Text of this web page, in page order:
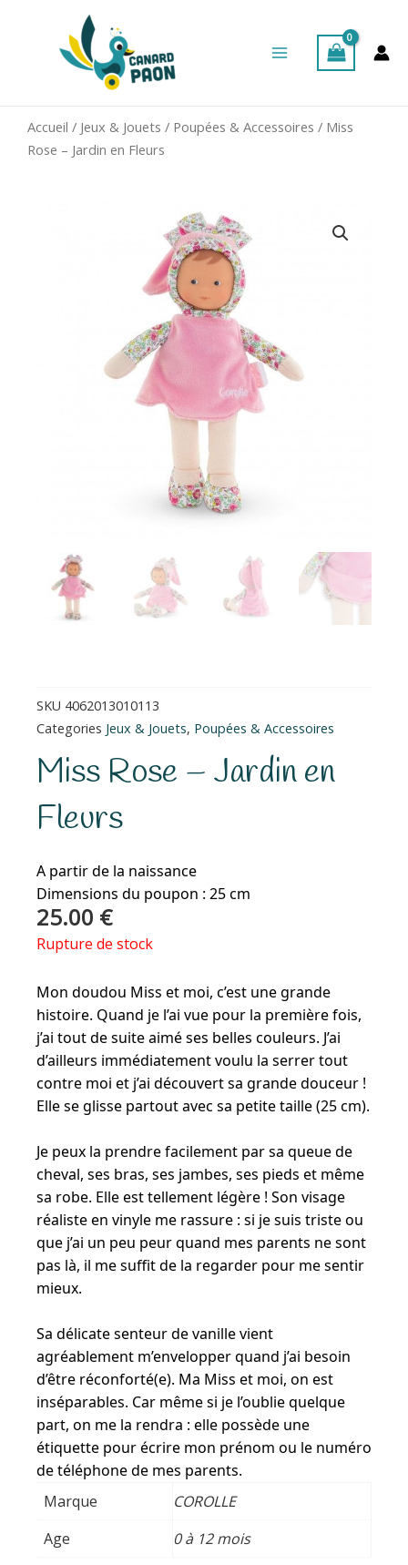
Menu
Accueil / Jeux & Jouets / Poupées & Accessoires / Miss
Rose – Jardin en Fleurs
SKU 4062013010113
Categories Jeux & Jouets, Poupées & Accessoires
Miss Rose – Jardin en
Fleurs
A partir de la naissance
Dimensions du poupon : 25 cm
25.00 €
Rupture de stock
Mon doudou Miss et moi, c’est une grande
histoire. Quand je l’ai vue pour la première fois,
j’ai tout de suite aimé ses belles couleurs. J’ai
d’ailleurs immédiatement voulu la serrer tout
contre moi et j’ai découvert sa grande douceur !
Elle se glisse partout avec sa petite taille (25 cm).
Je peux la prendre facilement par sa queue de
cheval, ses bras, ses jambes, ses pieds et même
sa robe. Elle est tellement légère ! Son visage
réaliste en vinyle me rassure : si je suis triste ou
que j’ai un peu peur quand mes parents ne sont
pas là, il me suffit de la regarder pour me sentir
mieux.
Sa délicate senteur de vanille vient
agréablement m’envelopper quand j’ai besoin
d’être réconforté(e). Ma Miss et moi, on est
inséparables. Car même si je l’oublie quelque
part, on me la rendra : elle possède une
étiquette pour écrire mon prénom ou le numéro
de téléphone de mes parents.
Marque
COROLLE
Age
0 à 12 mois